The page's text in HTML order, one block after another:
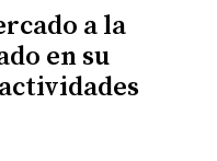
a la
en su